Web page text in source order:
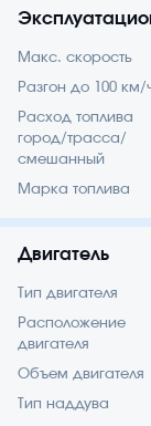
Макс. скорость
Разгон до 100 км/
Расход топлива
город/трасса/
смешанный
Марка топлива
Двигатель
Тип двигателя
Расположение
двигателя
Объем двигателя
Тип наддува